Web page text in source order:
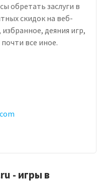
обретать заслуги в
скидок на веб-
деяния игр,
все иное.
- игры в